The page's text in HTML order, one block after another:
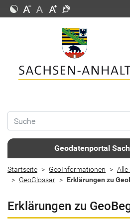
Geodatenportal
Startseite GeoInformationen
Alle
GeoGlossar
Erklärungen zu
Erklärungen zu